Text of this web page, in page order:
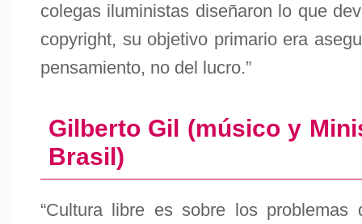
colegas iluministas diseñaron lo que
copyright, su objetivo primario era
pensamiento, no del lucro.”
Gilberto Gil (músico y
Brasil)
“Cultura libre es sobre los problemas